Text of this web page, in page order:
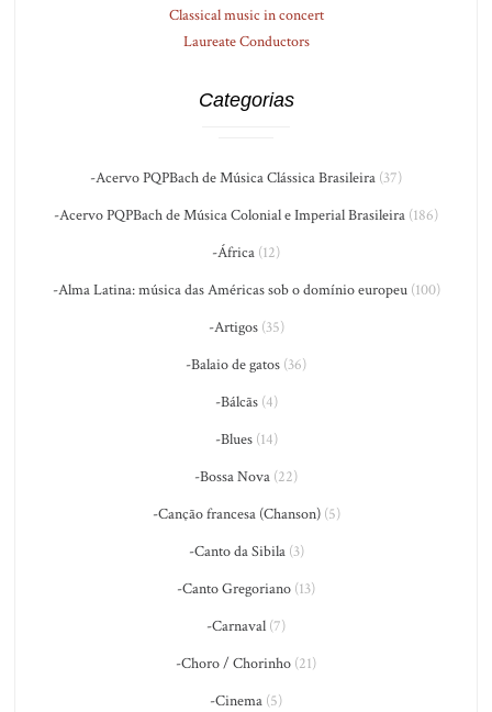
Classical music in concert
Laureate Conductors
Categorias
-Acervo PQPBach de Música Clássica Brasileira (37)
-Acervo PQPBach de Música Colonial e Imperial Brasileira (186)
-África (12)
-Alma Latina: música das Américas sob o domínio europeu(100)
-Artigos(35)
-Balaio de gatos (36)
-Bálcãs(4)
-Blues(14)
-Bossa Nova (22)
-Canção francesa (Chanson)(5)
-Canto da Sibila(3)
-Canto Gregoriano (13)
-Carnaval (7)
-Choro / Chorinho (21)
-Cinema (5)